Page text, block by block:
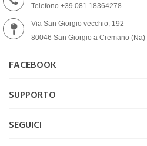
Telefono +39 081 18364278
Via San Giorgio vecchio, 192
80046 San Giorgio a Cremano (Na)
FACEBOOK
SUPPORTO
SEGUICI